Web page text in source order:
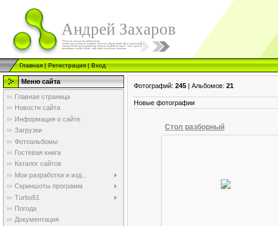
Андрей Захаров
Главная|Регистрация|Вход
Меню сайта
Главная страница
Новости сайта
Информация о сайте
Загрузки
Фотоальбомы
Гостевая книга
Каталог сайтов
Мои разработки и изд...
Скриншоты программ
Turbo51
Погода
Документация
Фотографий: 245 | Альбомов: 21
Новые фотографии
Стол разборный
актуально,
во всяком случае, не так, как в 90-